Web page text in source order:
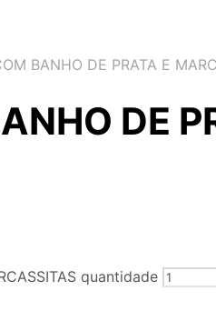
BANHO DE PRATA E
DE
quantidade